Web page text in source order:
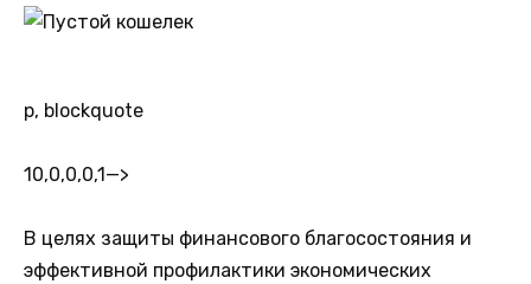
p, blockquote
10,0,0,0,1—>
В целях защиты финансового благосостояния и
эффективной профилактики экономических